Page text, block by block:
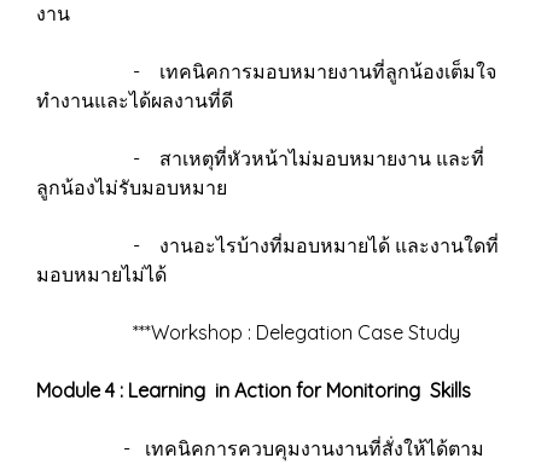
งาน
- เทคนิคการมอบหมายงานที่ลูกน้องเต็มใจ
ทำงานและได้ผลงานที่ดี
- สาเหตุที่หัวหน้าไม่มอบหมายงาน และที่
ลูกน้องไม่รับมอบหมาย
- งานอะไรบ้างที่มอบหมายได้ และงานใดที่
มอบหมายไม่ได้
***Workshop : Delegation Case Study
Module 4 : Learning in Action for Monitoring Skills
- เทคนิคการควบคุมงานงานที่สั่งให้ได้ตาม